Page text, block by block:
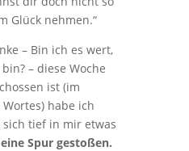
Glück nehmen.“
– Bin ich es wert,
– diese Woche
ist (im
habe ich
tief in mir etwas
Spur gestoßen.